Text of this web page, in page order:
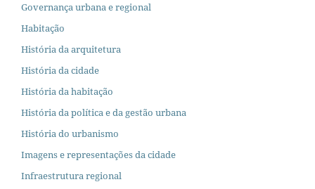
Governança urbana e regional
Habitação
História da arquitetura
História da cidade
História da habitação
História da política e da gestão urbana
História do urbanismo
Imagens e representações da cidade
Infraestrutura regional